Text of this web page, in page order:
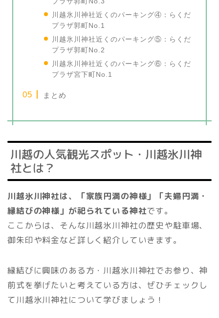
川越氷川神社近くのパーキング④：らくだ
プラザ郭町No.1
川越氷川神社近くのパーキング⑤：らくだ
プラザ郭町No.2
川越氷川神社近くのパーキング⑥：らくだ
プラザ宮下町No.1
まとめ
川越の人気観光スポット・川越氷川神
社とは？
川越氷川神社は、「家族円満の神様」「夫婦円満・
縁結びの神様」が祀られている神社です。
ここからは、そんな川越氷川神社の歴史や駐車場、
御朱印や料金など詳しく紹介していきます。
縁結びに興味のある方・川越氷川神社でお参り、神
前式を挙げたいと考えている方は、ぜひチェックし
て川越氷川神社について学びましょう！